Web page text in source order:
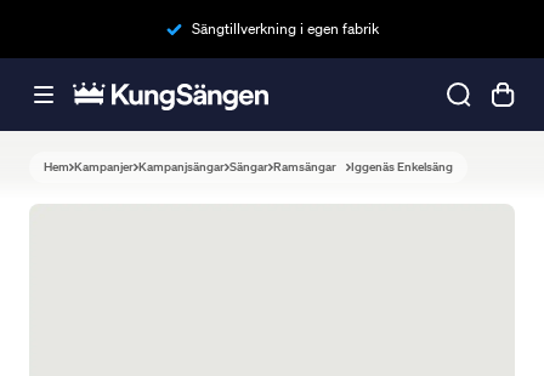
Sängtillverkning i egen fabrik
Hem Kampanjer Kampanjsängar Sängar Ramsängar Iggenäs Enkelsäng